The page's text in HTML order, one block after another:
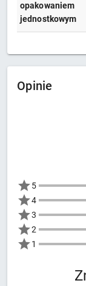
opakowaniem
jednostkowym
Opinie
5
4
3
2
1